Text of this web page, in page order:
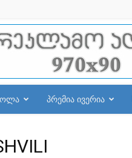
პრემია ივერია